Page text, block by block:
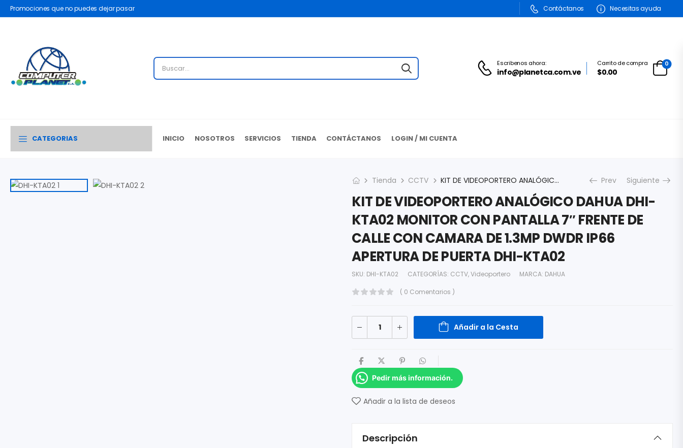
Promociones que no puedes dejar pasar Contáctanos Necesitas ayuda
Escribenos ahora:
info@planetca.com.ve
Carrito de compra
$0.00
0
CATEGORIAS INICIO NOSOTROS SERVICIOS TIENDA CONTÁCTANOS LOGIN / MI CUENTA
Tienda CCTV KIT DE VIDEOPORTERO ANALÓGICO DAHUA DHI-KTA02 MONITOR CON PANTALLA 7″ FRENTE DE CALLE CON CAMARA DE 1.3MP DWDR IP66 APERTURA DE PUERTA DHI-KTA02 Prev Siguiente
KIT DE VIDEOPORTERO ANALÓGICO DAHUA DHI-
KTA02 MONITOR CON PANTALLA 7″ FRENTE DE
CALLE CON CAMARA DE 1.3MP DWDR IP66
APERTURA DE PUERTA DHI-KTA02
SKU: DHI-KTA02 CATEGORÍAS: CCTV,Videoportero MARCA: DAHUA
( 0 Comentarios )
Añadir a la Cesta
Pedir más información.
Añadir a la lista de deseos
Descripción